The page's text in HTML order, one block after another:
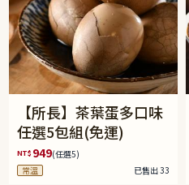
【所長】茶葉蛋多口味
任選5包組(免運)
NT$ 949(任選5)
常溫
已售出 33